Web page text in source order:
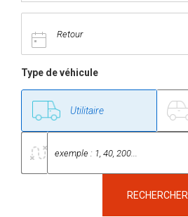
Type de véhicule
RECHERCHER